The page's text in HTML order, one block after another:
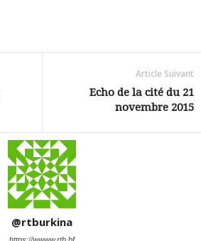
Article Suivant
Echo de la cité du 21
novembre 2015
@rtburkina